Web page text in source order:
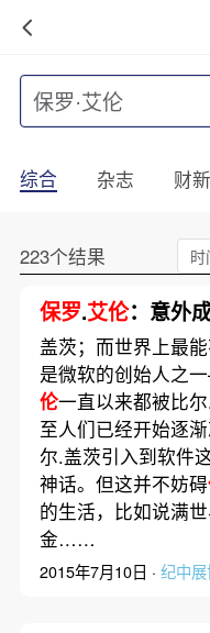
综合 杂志 财
223个结果
保罗.艾伦：意外
盖茨；而世界上最
是微软的创始人之
伦一直以来都被比
至人们已经开始逐
尔.盖茨引入到软件
神话。但这并不妨碍
的生活，比如说满
金……
2015年7月10日 · 纪中